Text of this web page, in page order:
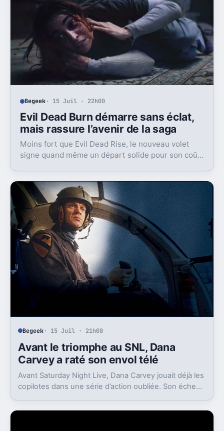
Begeek· 15 Juil · 22h00
Evil Dead Burn démarre sans éclat,
mais rassure l’avenir de la saga
Moins fort que Evil Dead Rise, le nouveau volet
signe quand même un départ solide pour son coût.
Begeek· 15 Juil · 21h00
Avant le triomphe au SNL, Dana
Carvey a raté son envol télé
Avant Saturday Night Live, Dana Carvey jouait déjà les
copilotes dans une série d’action oubliée. Son échec